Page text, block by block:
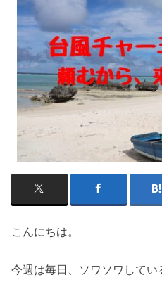
こんにちは。
今週は毎日、ソワソワして